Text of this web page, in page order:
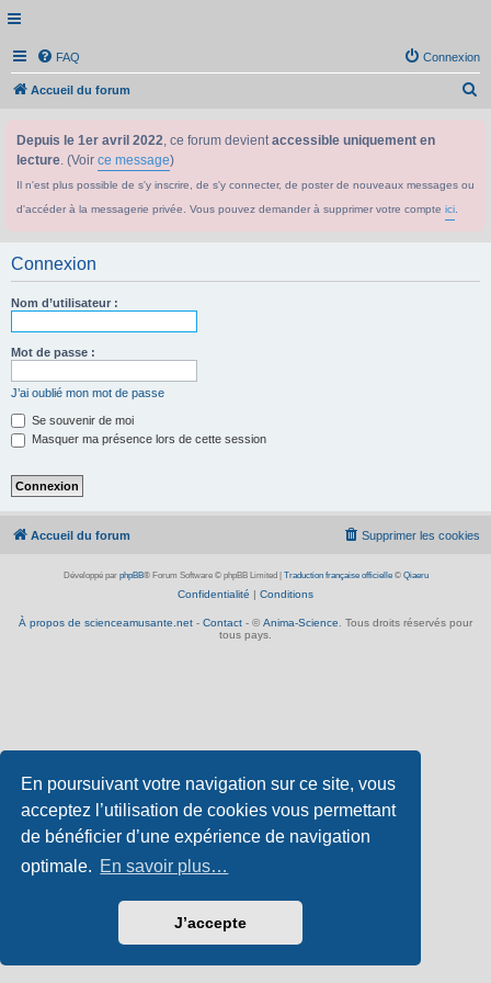
En poursuivant votre navigation sur ce site, vous
acceptez l’utilisation de cookies vous permettant
de bénéficier d’une expérience de navigation
optimale. En savoir plus…
J’accepte
FAQ Connexion
Accueil du forum
Depuis le 1er avril 2022, ce forum devientaccessible uniquement en
lecture. (Voir ce message)
Il n'est plus possible de s'y inscrire, de s'y connecter, de poster de nouveaux messages ou
d'accéder à la messagerie privée. Vous pouvez demander à supprimer votre compte ici
Connexion
Nom d’utilisateur :
Mot de passe :
J’ai oublié mon mot de passe
Se souvenir de moi
Masquer ma présence lors de cette session
Accueil du forum Supprimer les cookies
Développé par phpBB® Forum Software © phpBB Limited Traduction française officielle© Qiaeru
Confidentialité | Conditions
À propos de scienceamusante.net - Contact - © Anima-Science . Tous droits réservés pour
tous pays.